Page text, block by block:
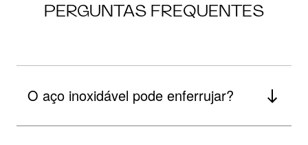
PERGUNTAS FREQUENTES
O aço inoxidável pode enferrujar?